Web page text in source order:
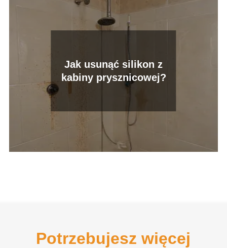
Jak usunąć silikon z
kabiny prysznicowej?
Potrzebujesz więcej